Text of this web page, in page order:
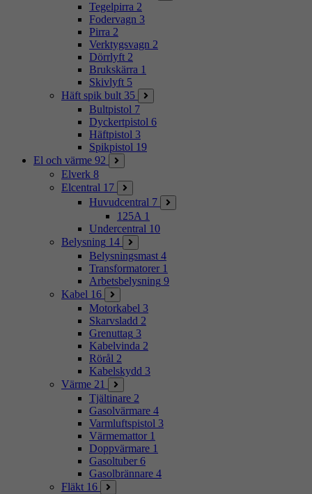
Tegelpirra 2
Fodervagn 3
Pirra 2
Verktygsvagn 2
Dörrlyft 2
Brukskärra 1
Skivlyft 5
Häft spik bult 35
Bultpistol 7
Dyckertpistol 6
Häftpistol 3
Spikpistol 19
El och värme 92
Elverk 8
Elcentral 17
Huvudcentral 7
125A 1
Undercentral 10
Belysning 14
Belysningsmast 4
Transformatorer 1
Arbetsbelysning 9
Kabel 16
Motorkabel 3
Skarvsladd 2
Grenuttag 3
Kabelvinda 2
Rörål 2
Kabelskydd 3
Värme 21
Tjältinare 2
Gasolvärmare 4
Varmluftspistol 3
Värmemattor 1
Doppvärmare 1
Gasoltuber 6
Gasolbrännare 4
Fläkt 16